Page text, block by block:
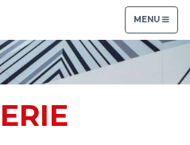
TOGGLE
NAVIGATION
MENU